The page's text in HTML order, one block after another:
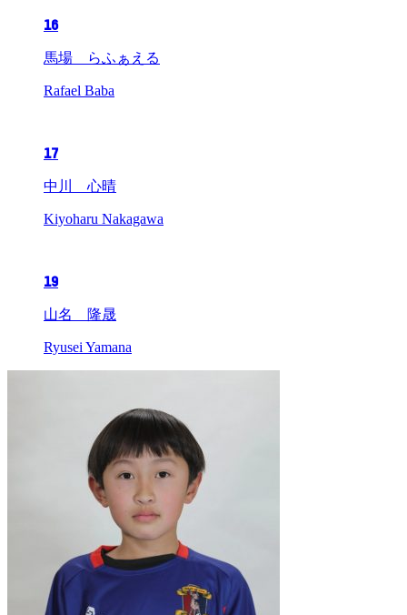
16
馬場 らふぁえる
Rafael Baba
17
中川 心晴
Kiyoharu Nakagawa
19
山名 隆晟
Ryusei Yamana